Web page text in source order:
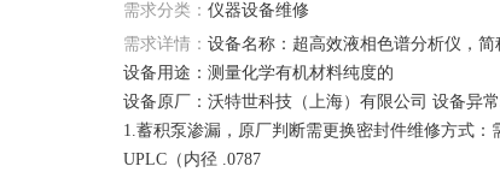
需求分类： 仪器设备维修
需求详情： 设备名称：超高效液相色谱分析仪，简
设备用途：测量化学有机材料纯度的
设备原厂：沃特世科技（上海）有限公司 设备异常
1.蓄积泵渗漏，原厂判断需更换密封件维修方式
UPLC（内径 .0787